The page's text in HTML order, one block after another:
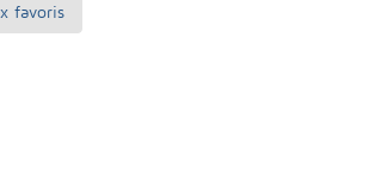
favoris